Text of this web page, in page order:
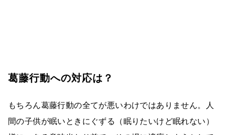
葛藤行動への対応は？
もちろん葛藤行動の全てが悪いわけではありません。人
間の子供が眠いときにぐずる（眠りたいけど眠れない）